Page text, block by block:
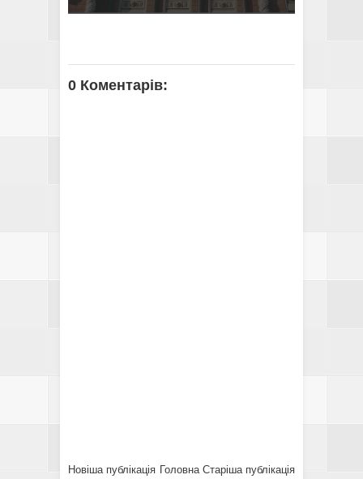
0 Коментарів:
Новіша публікація Старіша публікація
Головна